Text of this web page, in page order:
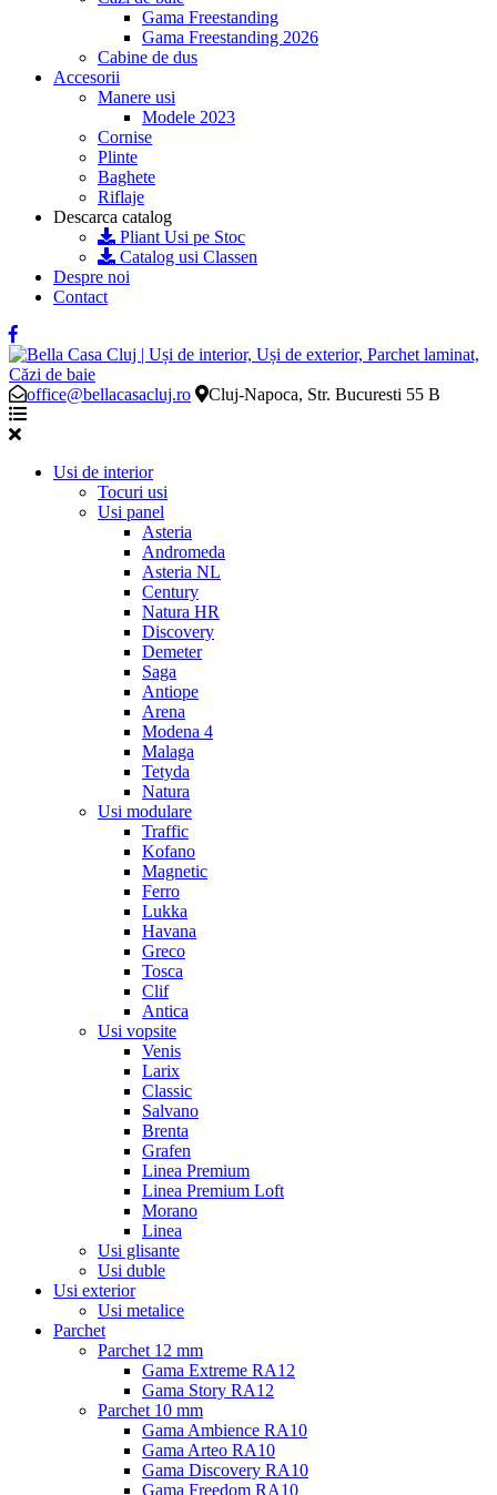
Gama Freestanding
Gama Freestanding 2026
Cabine de dus
Accesorii
Manere usi
Modele 2023
Cornise
Plinte
Baghete
Riflaje
Descarca catalog
Pliant Usi pe Stoc
Catalog usi Classen
Despre noi
Contact
office@bellacasacluj.ro Cluj-Napoca, Str. Bucuresti 55 B
Usi de interior
Tocuri usi
Usi panel
Asteria
Andromeda
Asteria NL
Century
Natura HR
Discovery
Demeter
Saga
Antiope
Arena
Modena 4
Malaga
Tetyda
Natura
Usi modulare
Traffic
Kofano
Magnetic
Ferro
Lukka
Havana
Greco
Tosca
Clif
Antica
Usi vopsite
Venis
Larix
Classic
Salvano
Brenta
Grafen
Linea Premium
Linea Premium Loft
Morano
Linea
Usi glisante
Usi duble
Usi exterior
Usi metalice
Parchet
Parchet 12 mm
Gama Extreme RA12
Gama Story RA12
Parchet 10 mm
Gama Ambience RA10
Gama Arteo RA10
Gama Discovery RA10
Gama Freedom RA10